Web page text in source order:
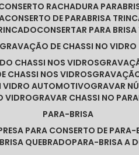
CONSERTO RACHADURA
CONSERTO DE PARABRISA
CONSERTAR PARA
GRAVAÇÃO DE CHASSI NO VIDRO
CHASSI NOS VIDROS
CHASSI NOS VIDROS
VIDRO AUTOMOTIVO
GRAVAR
VIDRO
GRAVAR CHASSI NO
PARA-BRISA
PARA CONSERTO DE
QUEBRADO PARA-BRISA A